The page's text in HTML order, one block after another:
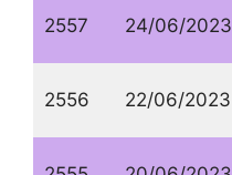
2557 24/06/2023
2556 22/06/2023